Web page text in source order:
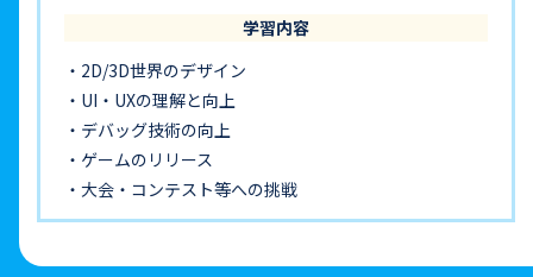
学習内容
2D/3D世界のデザイン
UI・UXの理解と向上
デバッグ技術の向上
ゲームのリリース
大会・コンテスト等への挑戦